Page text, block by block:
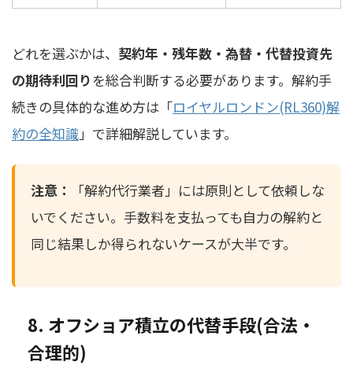
どれを選ぶかは、 契約年・残年数・為替・代替投資先
の期待利回りを総合判断する必要があります。解約手
続きの具体的な進め方は「ロイヤルロンドン(RL360)解
約の全知識」で詳細解説しています。
注意：
「解約代行業者」には原則として依頼しな
いでください。手数料を支払っても自力の解約と
同じ結果しか得られないケースが大半です。
8. オフショア積立の代替手段(合法・
合理的)